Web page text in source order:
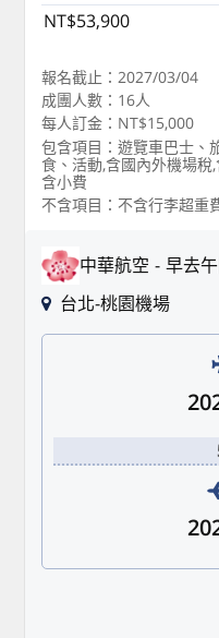
NT$53,900
報名截止：2027/03/04
成團人數：16人
每人訂金：NT$15,000
包含項目：遊覽車巴士、
食、活動,含國內外機場
含小費
不含項目：不含行李超重
中華航空
早去
台北-桃園機場